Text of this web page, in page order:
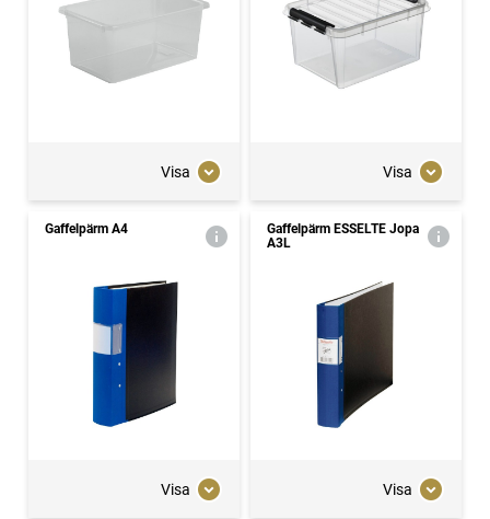
Visa Visa
Gaffelpärm A4
Visa
Gaffelpärm ESSELTE Jopa
A3L
Visa